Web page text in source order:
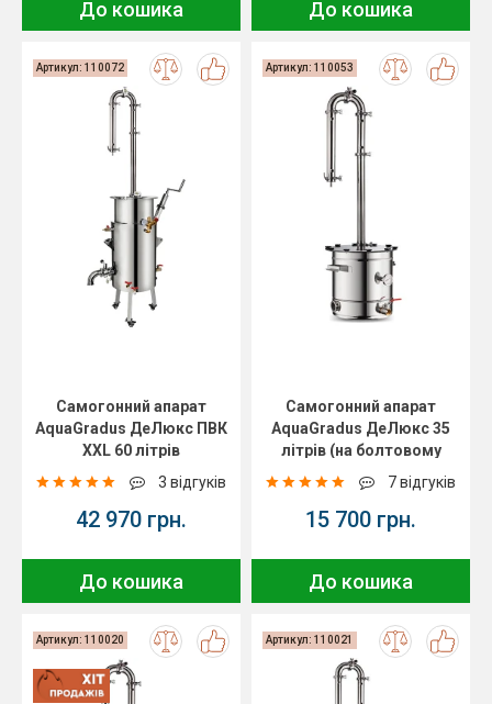
До кошика До кошика
Артикул: 110072
Самогонний апарат
AquaGradus ДеЛюкс ПВК
XXL 60 літрів
3 відгуків
42 970 грн.
До кошика
Артикул: 110053
Самогонний апарат
AquaGradus ДеЛюкс 35
літрів (на болтовому
з'єднанні)
7 відгуків
15 700 грн.
До кошика
Артикул: 110020 Артикул: 110021